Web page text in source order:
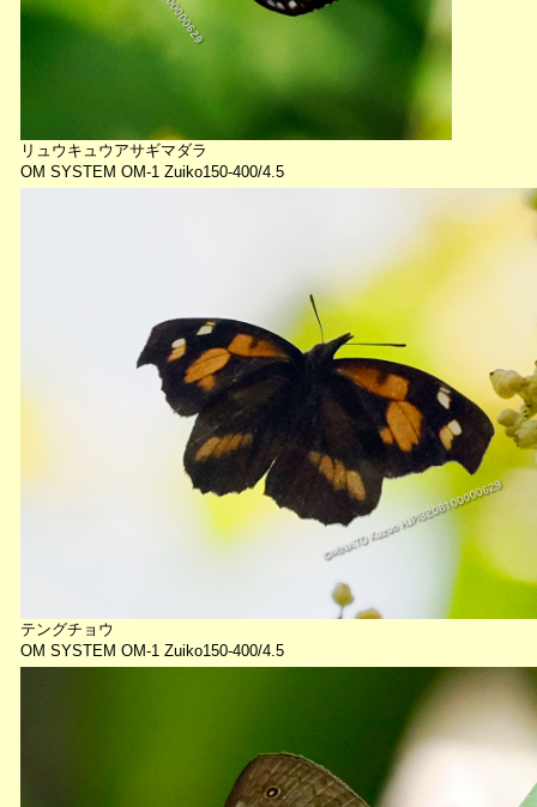
リュウキュウアサギマダラ
OM SYSTEM OM-1 Zuiko150-400/4.5
テングチョウ
OM SYSTEM OM-1 Zuiko150-400/4.5